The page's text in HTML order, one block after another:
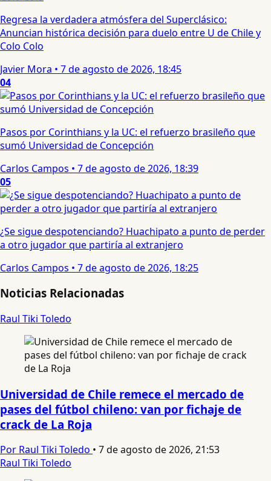
Regresa la verdadera atmósfera del Superclásico:
Anuncian histórica decisión para duelo entre U de Chile y
Colo Colo
Javier Mora • 7 de agosto de 2026, 18:45
04
Pasos por Corinthians y la UC: el refuerzo brasileño que
sumó Universidad de Concepción
Carlos Campos • 7 de agosto de 2026, 18:39
05
¿Se sigue despotenciando? Huachipato a punto de perder
a otro jugador que partiría al extranjero
Carlos Campos • 7 de agosto de 2026, 18:25
Noticias Relacionadas
Raul Tiki Toledo
Universidad de Chile remece el mercado de
pases del fútbol chileno: van por fichaje de
crack de La Roja
Por Raul Tiki Toledo • 7 de agosto de 2026, 21:53
Raul Tiki Toledo